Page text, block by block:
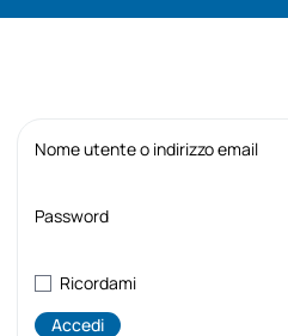
Nome utente o indirizzo email
Password
Ricordami